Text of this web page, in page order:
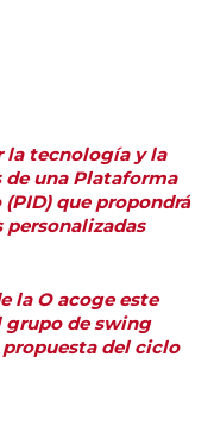
la tecnología y la
una Plataforma
que propondrá
la O acoge este
grupo de swing
del ciclo